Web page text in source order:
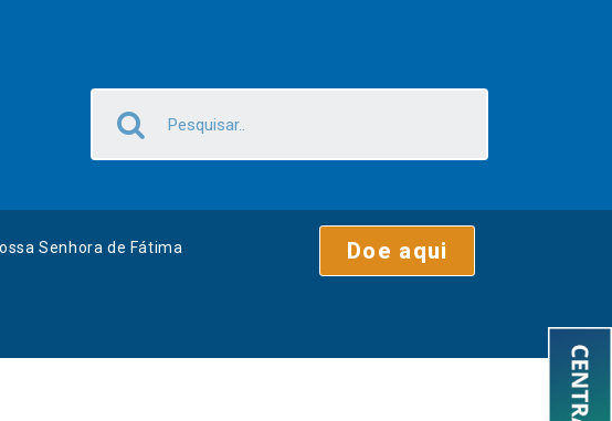
Senhora de Fátima Doe aqui